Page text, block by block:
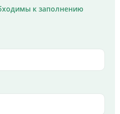
к заполнению